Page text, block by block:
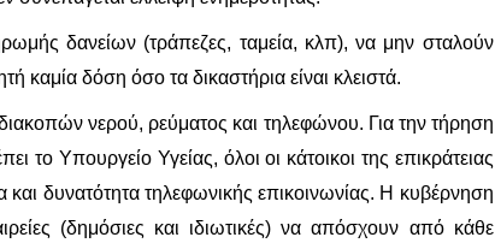
δανείων (τράπεζες, ταμεία, κλπ), να μην σταλούν
καμία δόση όσο τα δικαστήρια είναι κλειστά.
νερού, ρεύματος και τηλεφώνου. Για την τήρηση
το Υπουργείο Υγείας, όλοι οι κάτοικοι της επικράτειας
δυνατότητα τηλεφωνικής επικοινωνίας. Η κυβέρνηση
(δημόσιες και ιδιωτικές) να απόσχουν από κάθε